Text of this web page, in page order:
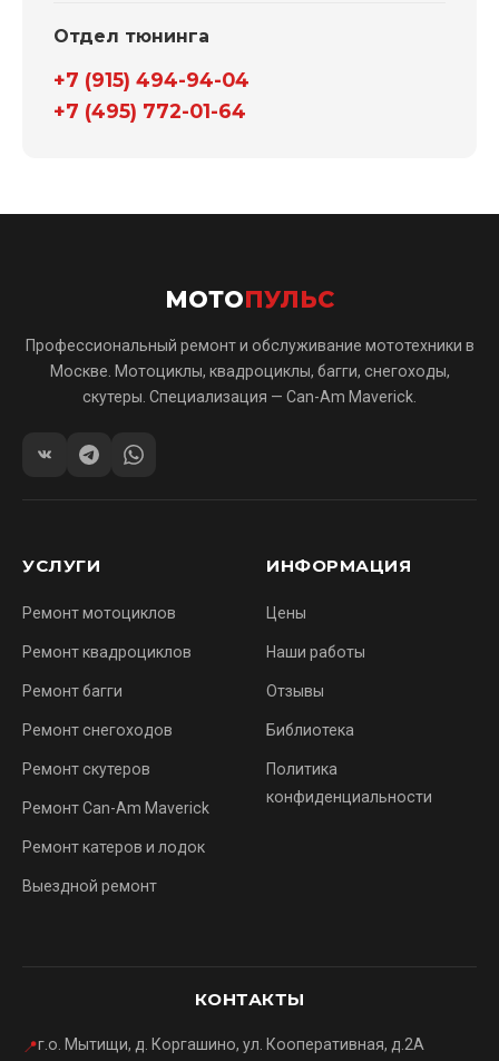
Отдел тюнинга
+7 (915) 494-94-04
+7 (495) 772-01-64
МОТОПУЛЬС
Профессиональный ремонт и обслуживание мототехники в
Москве. Мотоциклы, квадроциклы, багги, снегоходы,
скутеры. Специализация — Can-Am Maverick.
УСЛУГИ
Ремонт мотоциклов
Ремонт квадроциклов
Ремонт багги
Ремонт снегоходов
Ремонт скутеров
Ремонт Can-Am Maverick
Ремонт катеров и лодок
Выездной ремонт
ИНФОРМАЦИЯ
Цены
Наши работы
Отзывы
Библиотека
Политика
конфиденциальности
КОНТАКТЫ
📍г.о. Мытищи, д. Коргашино, ул. Кооперативная, д.2А